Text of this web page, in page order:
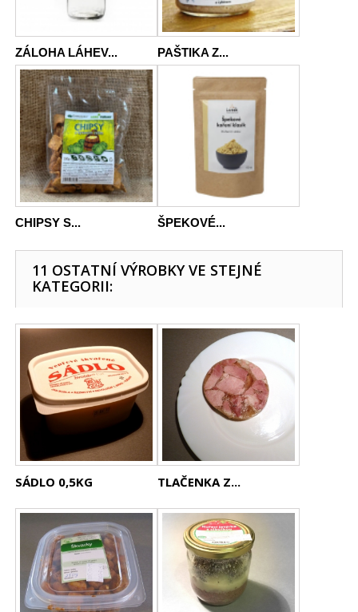
ZÁLOHA LÁHEV... PAŠTIKA Z...
CHIPSY S... ŠPEKOVÉ...
11 OSTATNÍ VÝROBKY VE STEJNÉ
KATEGORII:
SÁDLO 0,5KG TLAČENKA Z...